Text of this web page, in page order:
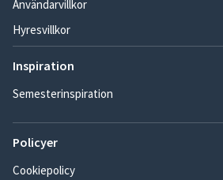
Användarvillkor
Hyresvillkor
Inspiration
Semesterinspiration
Policyer
Cookiepolicy